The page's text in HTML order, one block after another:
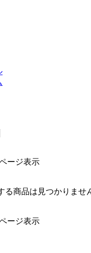
ージ表示
る商品は見つかりませ
ージ表示